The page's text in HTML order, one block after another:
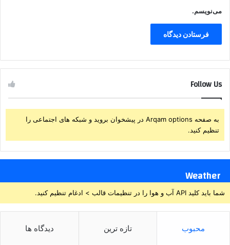
می‌نویسم.
Follow Us
به صفحه Arqam options در پیشخوان بروید و شبکه های اجتماعی را
تنظیم کنید.
Weather
شما باید کلید API آب و هوا را در تنظیمات قالب > ادغام تنظیم کنید.
محبوب تازه ترین دیدگاه ها